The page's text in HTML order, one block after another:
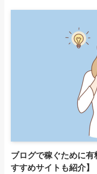
ブログで稼ぐために
すすめサイトも紹介】